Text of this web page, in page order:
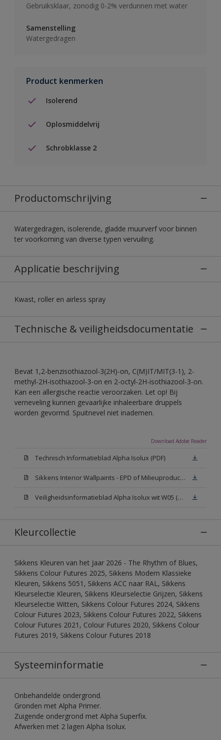
Gebruiksklaar, zonodig 0-2% verdunnen met water
Samenstelling
Watergedragen
Product kenmerken
Isolerend
Oplosmiddelvrij
Schrobklasse 2
Productomschrijving
Watergedragen, isolerende, gladde muurverf voor binnen
ter voorkoming van diverse typen vervuiling.
Applicatie beschrijving
Kwast, roller en airless spray
Technische & veiligheidsdocumentatie
Bevat 1,2-benzisothiazool-3(2H)-on, C(M)IT/MIT(3-1), 2-
methyl-2H-isothiazool-3-on en 2-octyl-2H-isothiazool-3-on.
Kan een allergische reactie veroorzaken. Let op! Bij
verneveling kunnen gevaarlijke inhaleerbare druppels
worden gevormd. Spuitnevel niet inademen.
Download Adobe Reader
Technisch Informatieblad Alpha Isolux (PDF)
Sikkens Interior Wallpaints - EPD of Milieuproductverklaring
Veiligheidsinformatieblad Alpha Isolux wit W05 (SDS)
Kleurcollectie
Sikkens Kleuren van het Jaar 2026 - The Rhythm of Blues,
Sikkens Colour Futures 2025, Sikkens Modern Klassieke
Kleuren, Sikkens 5051, Sikkens ACC naar RAL, Sikkens
Kleurselectie Kleuren, Sikkens Kleurselectie Grijzen, Sikkens
Kleurselectie Witten, Sikkens Colour Futures 2024, Sikkens
Colour Futures 2023, Sikkens Colour Futures 2022, Sikkens
Colour Futures 2021, Colour Futures 2020, Sikkens Colour
Futures 2019, Sikkens Colour Futures 2018
Systeeminformatie
Onbehandelde ondergrond.
Gronden met Alpha Primer.
Zuigende ondergrond met Alpha Superfix.
Afwerken met 2 lagen Alpha Isolux.